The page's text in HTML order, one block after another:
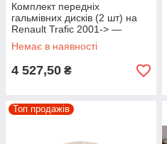
Комплект передніх
гальмівних дисків (2 шт) на
Renault Trafic 2001-> —
Ferodo (Великобританія) -
DDF1204
Немає в наявності
4 527,50 ₴
Топ продажів